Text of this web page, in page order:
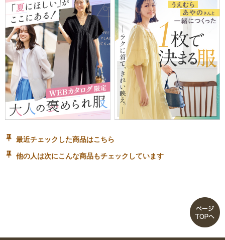
最近チェックした商品はこちら
他の人は次にこんな商品もチェックしています